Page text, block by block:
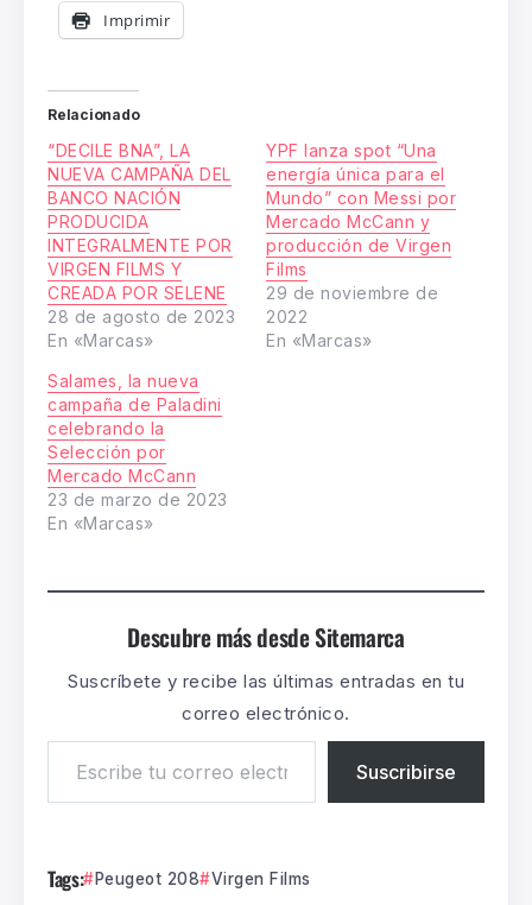
Imprimir
Relacionado
“DECILE BNA”, LA
NUEVA CAMPAÑA DEL
BANCO NACIÓN
PRODUCIDA
INTEGRALMENTE POR
VIRGEN FILMS Y
CREADA POR SELENE
28 de agosto de 2023
En «Marcas»
YPF lanza spot “Una
energía única para el
Mundo” con Messi por
Mercado McCann y
producción de Virgen
Films
29 de noviembre de
2022
En «Marcas»
Salames, la nueva
campaña de Paladini
celebrando la
Selección por
Mercado McCann
23 de marzo de 2023
En «Marcas»
Descubre más desde Sitemarca
Suscríbete y recibe las últimas entradas en tu
correo electrónico.
Suscribirse
Tags: Peugeot 208 Virgen Films